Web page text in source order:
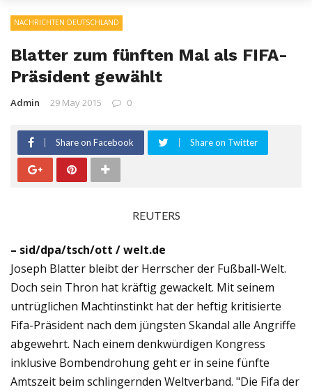
NACHRICHTEN DEUTSCHLAND
Blatter zum fünften Mal als FIFA-
Präsident gewählt
Admin 29 May 2015 0
Share on Facebook Share on Twitter
REUTERS
– sid/dpa/tsch/ott / welt.de
Joseph Blatter bleibt der Herrscher der Fußball-Welt.
Doch sein Thron hat kräftig gewackelt. Mit seinem
untrüglichen Machtinstinkt hat der heftig kritisierte
Fifa-Präsident nach dem jüngsten Skandal alle Angriffe
abgewehrt. Nach einem denkwürdigen Kongress
inklusive Bombendrohung geht er in seine fünfte
Amtszeit beim schlingernden Weltverband. "Die Fifa der